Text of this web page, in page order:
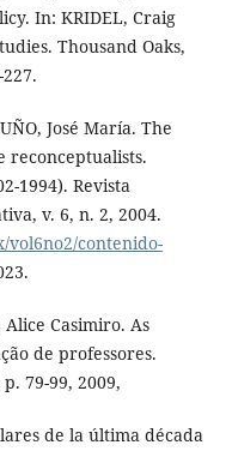
In: KRIDEL, Craig
Thousand Oaks,
José María. The
1994). Revista
v. 6, n. 2, 2004.
contenido-
Alice Casimiro. As
de professores.
79-99, 2009,
de la última década